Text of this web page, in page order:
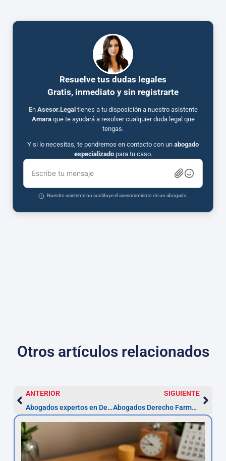
Resuelve tus dudas legales
Gratis, inmediato y sin registrarte
En Asesor.Legal tienes a tu disposición a nuestro asistente
Amaraque te ayudará a resolver cualquier duda legal que
tengas.
Y si lo necesitas, te pondremos en contacto con un abogado
especializadopara tu caso.
Escribe tu mensaje
Nuestro asistente no sustituye el asesoramiento de un abogado.
Otros artículos relacionados
ANTERIOR
Abogados expertos en Derecho Energético en Marbella
SIGUIENTE
Abogados Derecho Farmacéutico en Marbella – Licencias 3-6 meses